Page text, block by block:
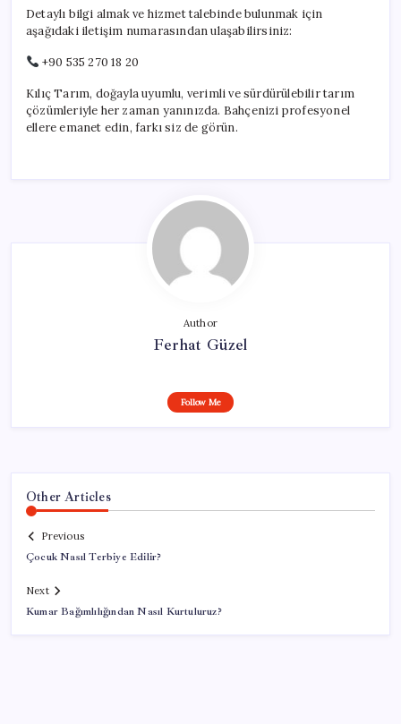
Detaylı bilgi almak ve hizmet talebinde bulunmak için
aşağıdaki iletişim numarasından ulaşabilirsiniz:
+90 535 270 18 20
Kılıç Tarım, doğayla uyumlu, verimli ve sürdürülebilir tarım
çözümleriyle her zaman yanınızda. Bahçenizi profesyonel
ellere emanet edin, farkı siz de görün.
Author
Ferhat Güzel
Follow Me
Other Articles
Previous
Çocuk Nasıl Terbiye Edilir?
Next
Kumar Bağımlılığından Nasıl Kurtuluruz?